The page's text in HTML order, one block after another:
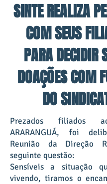
SINTE REALIZA
COM SEUS
PARA DECIDIR
DOAÇÕES COM
DO
Prezados filiados
ARARANGUÁ, foi
Reunião da Direção
seguinte questão:
Sensíveis a situação
vivendo, tiramos o